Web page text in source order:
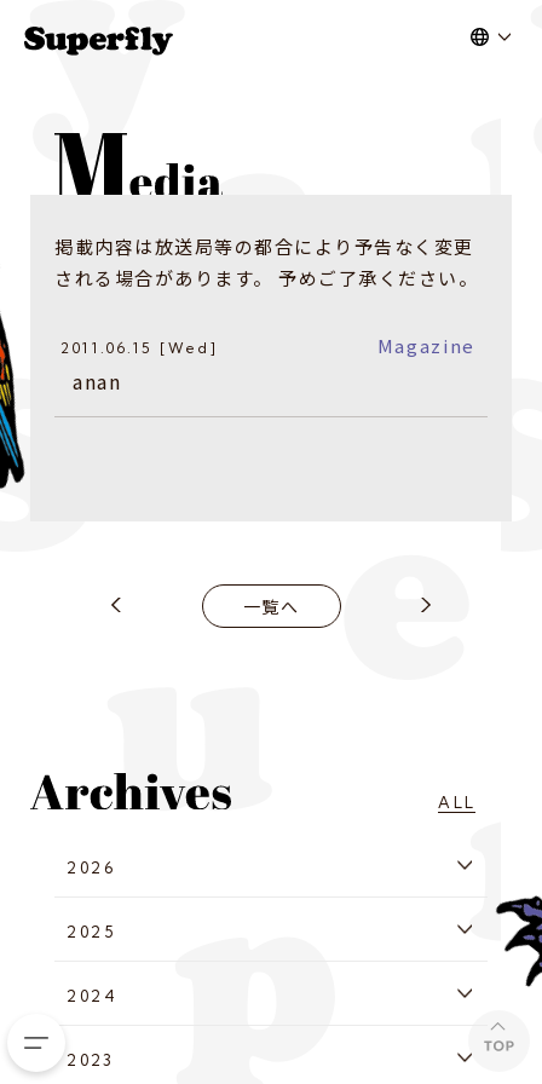
掲載内容は放送局等の都合により予告なく変更
される場合があります。 予めご了承ください。
2011.06.15 [Wed] Magazine
anan
一覧へ
ALL
2026
2025
2024
2023